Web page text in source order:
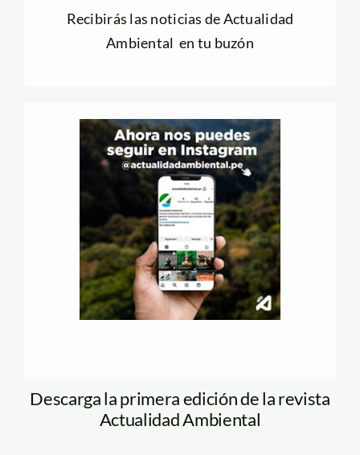
Recibirás las noticias de Actualidad
Ambiental en tu buzón
Descarga la primera edición de la revista
Actualidad Ambiental